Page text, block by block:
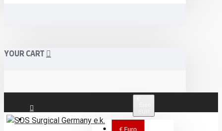
YOUR CART
Anmeldung
€ Euro